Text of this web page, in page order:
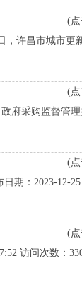
(点
许昌市城市更
(点
府采购监督管
(点
期：2023-12-25
(点
访问次数：